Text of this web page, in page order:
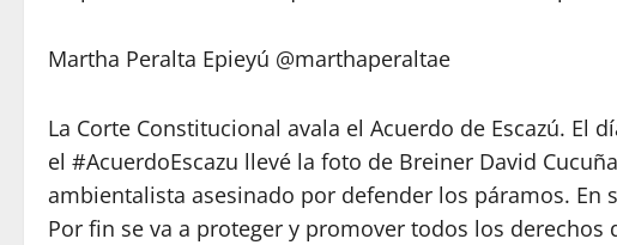
Martha Peralta Epieyú @marthaperaltae
La Corte Constitucional avala el Acuerdo de Escazú. El
el #AcuerdoEscazu llevé la foto de Breiner David
ambientalista asesinado por defender los páramos. En
Por fin se va a proteger y promover todos los derechos